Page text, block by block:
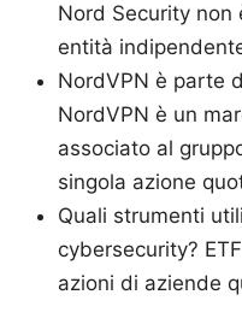
Nord Security non
entità
NordVPN è parte
NordVPN è un
associato al
singola azione
Quali strumenti
cybersecurity?
azioni di aziende